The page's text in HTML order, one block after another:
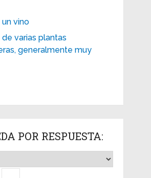
un vino
varias plantas
generalmente muy
POR RESPUESTA: